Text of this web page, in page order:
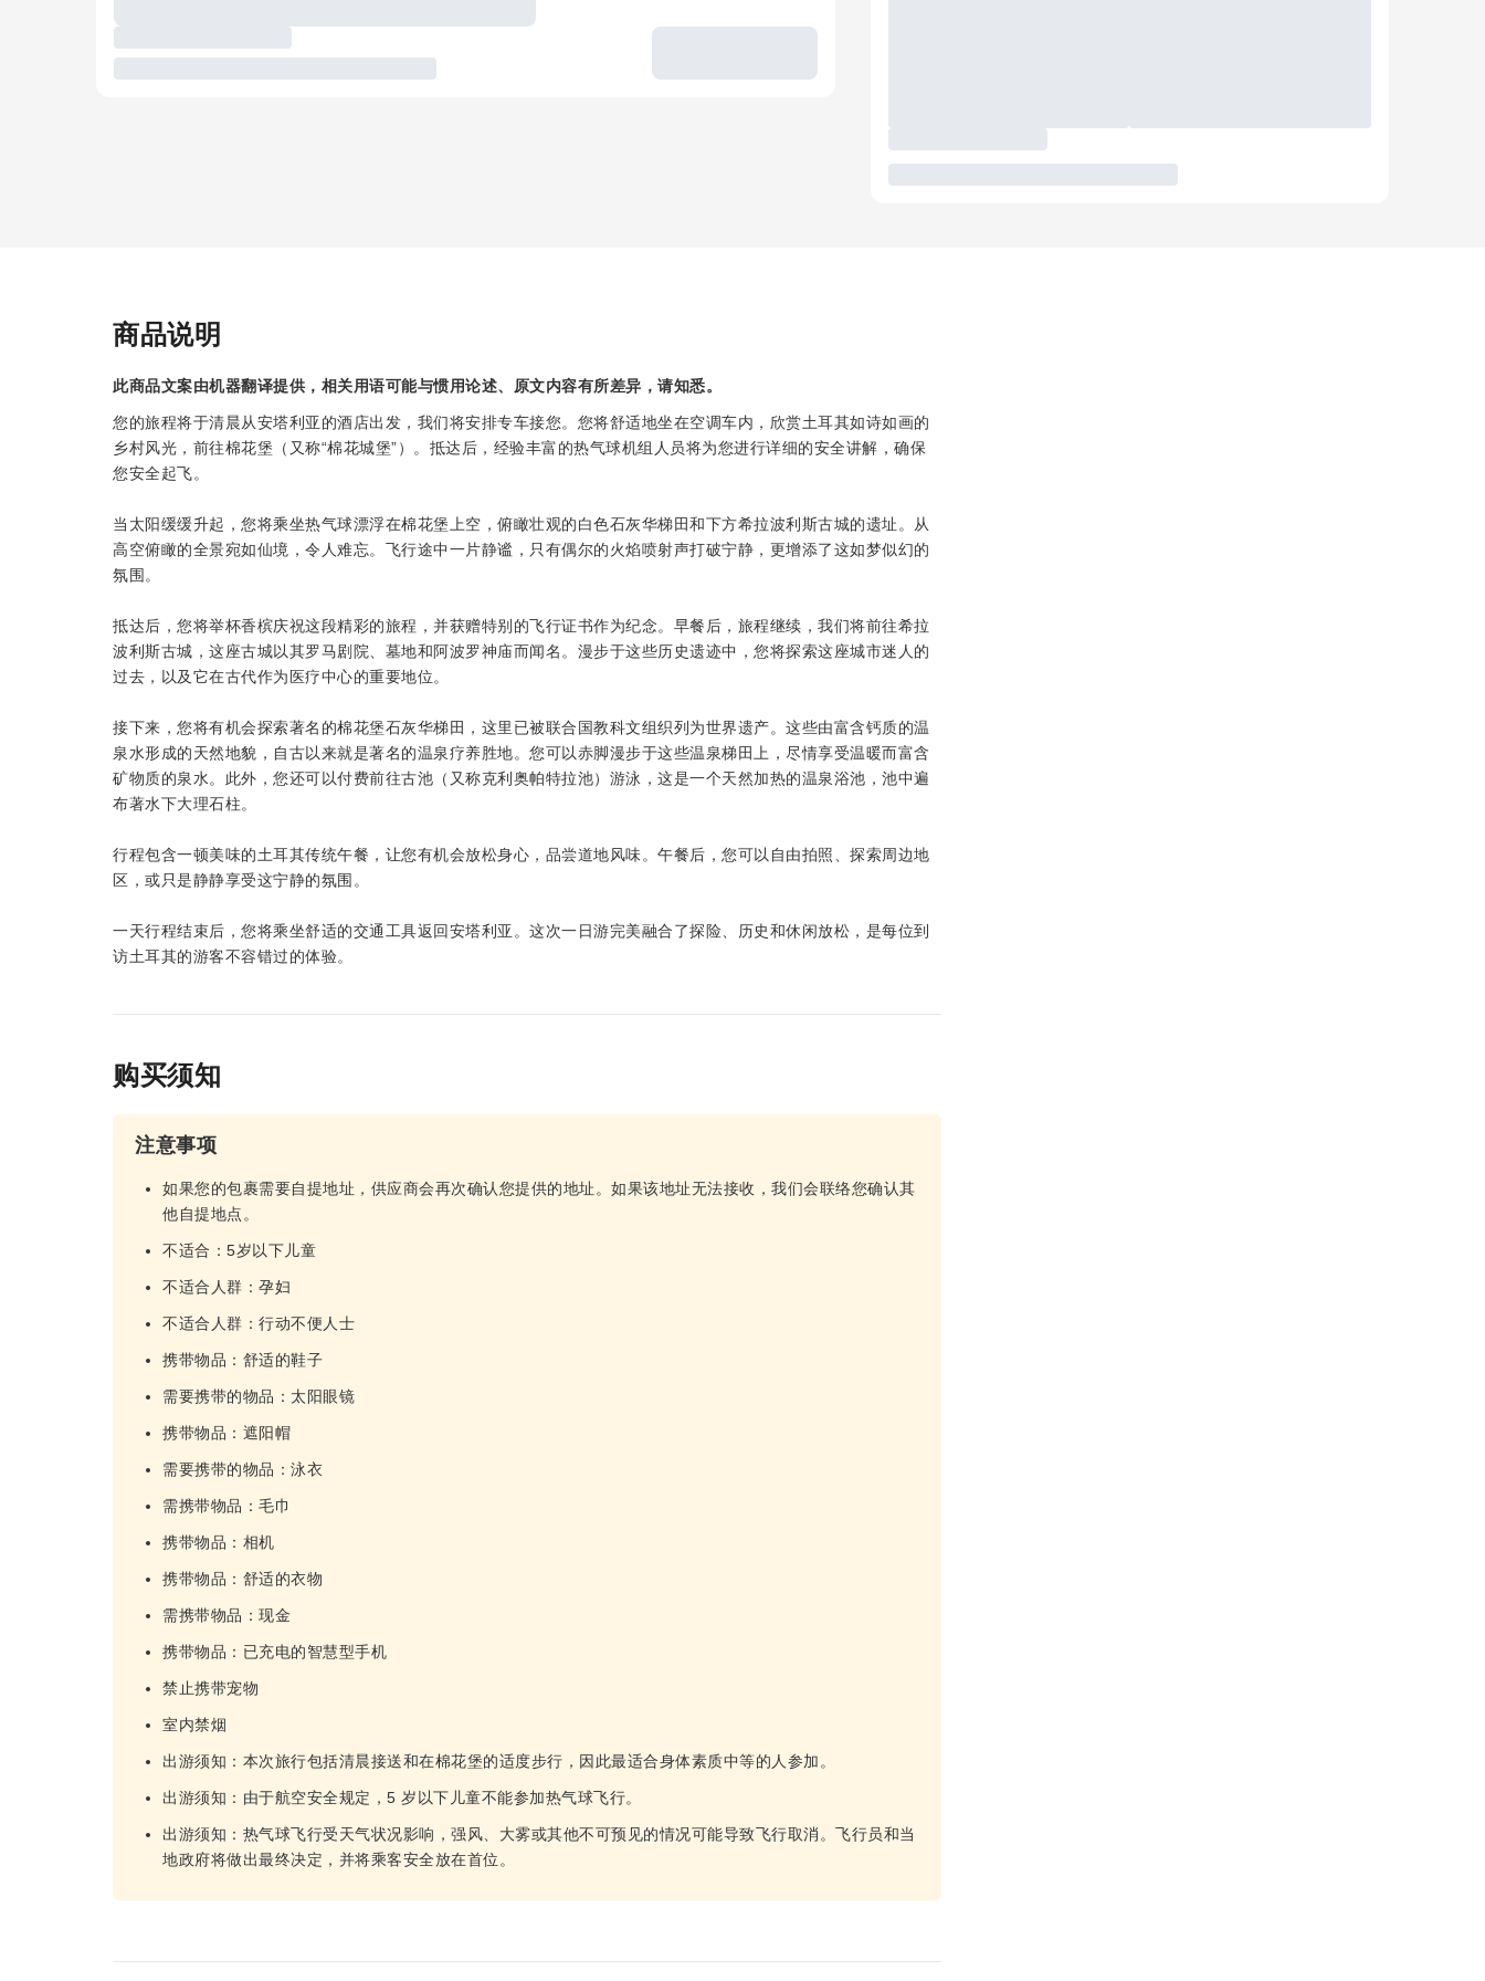
商品说明
此商品文案由机器翻译提供，相关用语可能与惯用论述、原文内容有所差异，请知悉。
您的旅程将于清晨从安塔利亚的酒店出发，我们将安排专车接您。您将舒适地坐在空调车内，欣赏土耳其如诗如画的
乡村风光，前往棉花堡（又称“棉花城堡”）。抵达后，经验丰富的热气球机组人员将为您进行详细的安全讲解，确保
您安全起飞。
当太阳缓缓升起，您将乘坐热气球漂浮在棉花堡上空，俯瞰壮观的白色石灰华梯田和下方希拉波利斯古城的遗址。从
高空俯瞰的全景宛如仙境，令人难忘。飞行途中一片静谧，只有偶尔的火焰喷射声打破宁静，更增添了这如梦似幻的
氛围。
抵达后，您将举杯香槟庆祝这段精彩的旅程，并获赠特别的飞行证书作为纪念。早餐后，旅程继续，我们将前往希拉
波利斯古城，这座古城以其罗马剧院、墓地和阿波罗神庙而闻名。漫步于这些历史遗迹中，您将探索这座城市迷人的
过去，以及它在古代作为医疗中心的重要地位。
接下来，您将有机会探索著名的棉花堡石灰华梯田，这里已被联合国教科文组织列为世界遗产。这些由富含钙质的温
泉水形成的天然地貌，自古以来就是著名的温泉疗养胜地。您可以赤脚漫步于这些温泉梯田上，尽情享受温暖而富含
矿物质的泉水。此外，您还可以付费前往古池（又称克利奥帕特拉池）游泳，这是一个天然加热的温泉浴池，池中遍
布著水下大理石柱。
行程包含一顿美味的土耳其传统午餐，让您有机会放松身心，品尝道地风味。午餐后，您可以自由拍照、探索周边地
区，或只是静静享受这宁静的氛围。
一天行程结束后，您将乘坐舒适的交通工具返回安塔利亚。这次一日游完美融合了探险、历史和休闲放松，是每位到
访土耳其的游客不容错过的体验。
购买须知
注意事项
如果您的包裹需要自提地址，供应商会再次确认您提供的地址。如果该地址无法接收，我们会联络您确认其
他自提地点。
不适合：5岁以下儿童
不适合人群：孕妇
不适合人群：行动不便人士
携带物品：舒适的鞋子
需要携带的物品：太阳眼镜
携带物品：遮阳帽
需要携带的物品：泳衣
需携带物品：毛巾
携带物品：相机
携带物品：舒适的衣物
需携带物品：现金
携带物品：已充电的智慧型手机
禁止携带宠物
室内禁烟
出游须知：本次旅行包括清晨接送和在棉花堡的适度步行，因此最适合身体素质中等的人参加。
出游须知：由于航空安全规定，5 岁以下儿童不能参加热气球飞行。
出游须知：热气球飞行受天气状况影响，强风、大雾或其他不可预见的情况可能导致飞行取消。飞行员和当
地政府将做出最终决定，并将乘客安全放在首位。